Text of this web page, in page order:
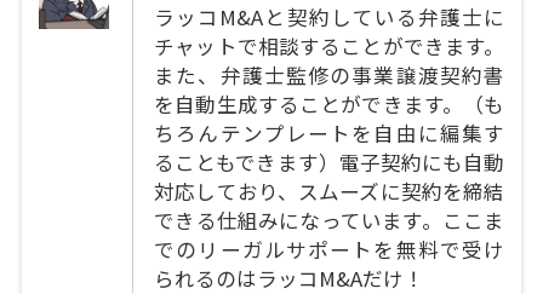
ラッコM&Aと契約している弁護士に
チャットで相談することができます。
また、弁護士監修の事業譲渡契約書
を自動生成することができます。（も
ちろんテンプレートを自由に編集す
ることもできます）電子契約にも自動
対応しており、スムーズに契約を締結
できる仕組みになっています。ここま
でのリーガルサポートを無料で受け
られるのはラッコM&Aだけ！